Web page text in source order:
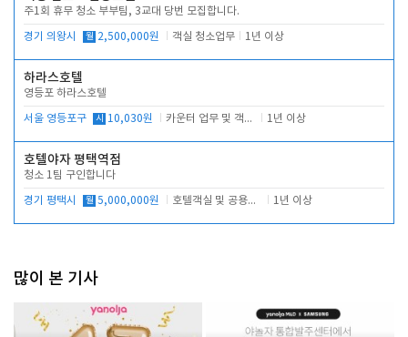
주1회 휴무 청소 부부팀, 3교대 당번 모집합니다.
경기 의왕시 월 2,500,000원 객실 청소업무 1년 이상
하라스호텔
영등포 하라스호텔
서울 영등포구 시 10,030원 카운터 업무 및 객실관리(청소상태 확인, 객실판매) 1년 이상
호텔야자 평택역점
청소 1팀 구인합니다
경기 평택시 월 5,000,000원 호텔객실 및 공용시설 청소 관리 1년 이상
많이 본 기사